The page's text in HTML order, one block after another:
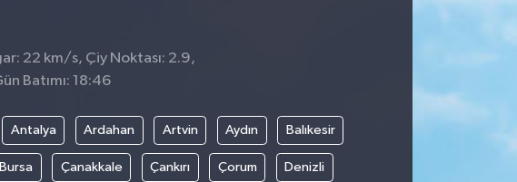
22 km/s, Çiy Noktası: 2.9,
Batımı: 18:46
Antalya Ardahan Artvin Aydın Balıkesir
Bursa Çanakkale Çankırı Çorum Denizli